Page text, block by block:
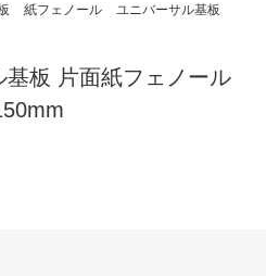
紙フェノール
ユニバーサル基板
板 片面紙フェノール